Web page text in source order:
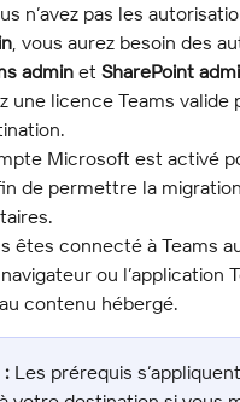
n’avez pas les
, vous aurez besoin des
admin et SharePoint
une licence Teams valide
Microsoft est activé
de permettre la
êtes connecté à Teams
ou l’application
contenu hébergé.
: Les prérequis